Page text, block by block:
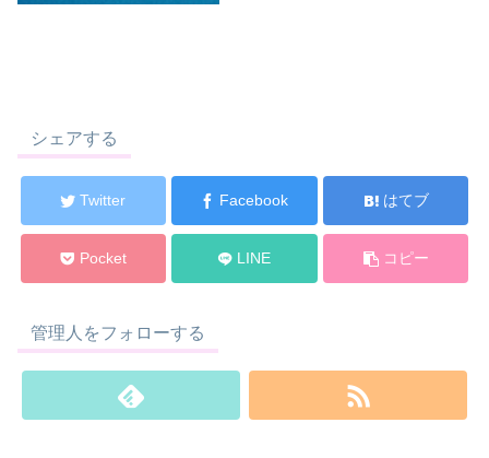
シェアする
Twitter Facebook はてブ
Pocket LINE コピー
管理人をフォローする